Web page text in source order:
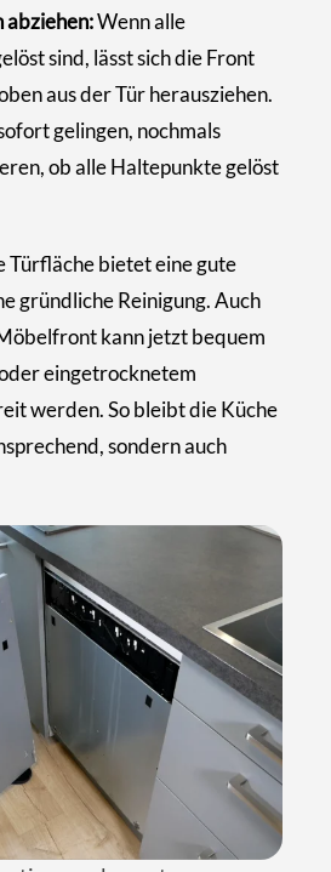
abziehen:Wenn alle
sind, lässt sich die Front
aus der Tür herausziehen.
gelingen, nochmals
ob alle Haltepunkte gelöst
Türfläche bietet eine gute
gründliche Reinigung. Auch
kann jetzt bequem
eingetrocknetem
werden. So bleibt die Küche
sondern auch